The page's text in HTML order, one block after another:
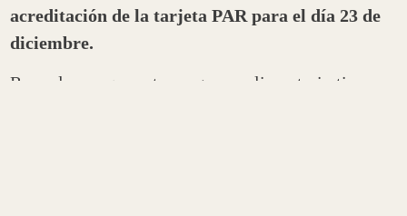
acreditación de la tarjeta PAR para el día 23 de
diciembre.
Recordemos que este programa alimentario tiene